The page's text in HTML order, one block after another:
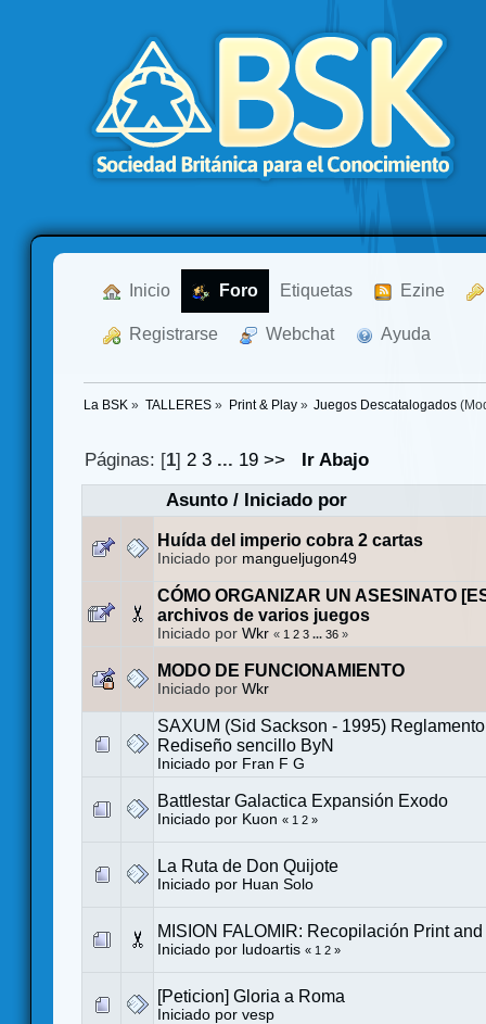
Inicio Foro Etiquetas Ezine
Registrarse Webchat Ayuda
La BSK » TALLERES» Print & Play» Juegos Descatalogados
Páginas: [1]2 3 ... 19 >>
Ir Abajo
Asunto/ Iniciado por
Huída del imperio cobra 2 cartas
Iniciado por mangueljugon49
CÓMO ORGANIZAR UN ASESINATO
archivos de varios juegos
Iniciado por Wkr « 1 2 3 ... 36 »
MODO DE FUNCIONAMIENTO
Iniciado por Wkr
SAXUM (Sid Sackson - 1995)
Rediseño sencillo ByN
Iniciado por Fran F G
Battlestar Galactica Expansión Exodo
Iniciado por Kuon « 1 2 »
La Ruta de Don Quijote
Iniciado por Huan Solo
MISION FALOMIR: Recopilación Print
Iniciado por ludoartis « 1 2 »
[Peticion] Gloria a Roma
Iniciado por vesp